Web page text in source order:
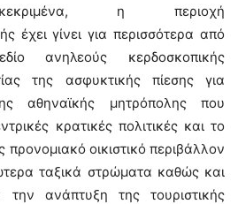
η περιοχή
έχει γίνει για περισσότερα από
ανηλεούς κερδοσκοπικής
της ασφυκτικής πίεσης για
αθηναϊκής μητρόπολης που
κρατικές πολιτικές και το
οικιστικό περιβάλλον
ταξικά στρώματα καθώς και
την ανάπτυξη της τουριστικής